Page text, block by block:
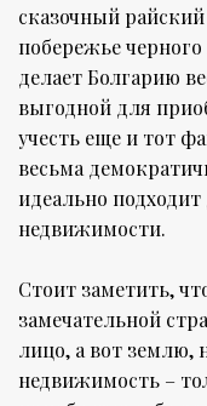
сказочный
побережье
делает Болгарию
выгодной для
учесть еще и тот
весьма
идеально
недвижимости.
Стоит заметить,
замечательной
лицо, а вот землю,
недвижимость –